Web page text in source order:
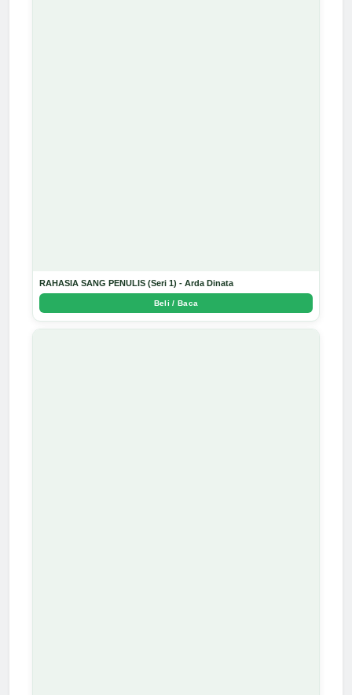
RAHASIA SANG PENULIS (Seri 1) - Arda Dinata
Beli / Baca